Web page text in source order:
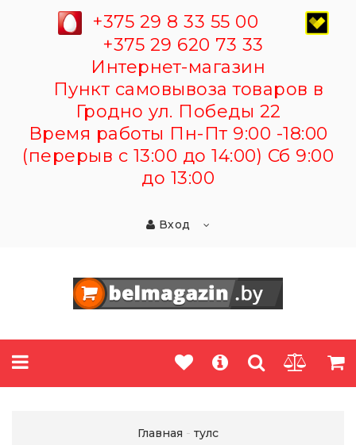
+375 29 8 33 55 00
+375 29 620 73 33
Интернет-магазин
Пункт самовывоза товаров в
Гродно ул. Победы 22
Время работы Пн-Пт 9:00 -18:00
(перерыв с 13:00 до 14:00) Сб 9:00
до 13:00
Вход
Главная тулс